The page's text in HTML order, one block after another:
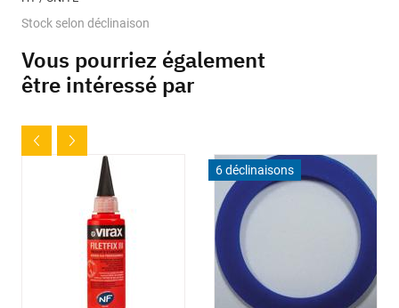
Stock selon déclinaison
Vous pourriez également
être intéressé par
6 déclinaisons